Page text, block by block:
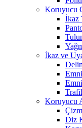
Koruyucu
İkaz
İkaz ve
Koruyucu
Diz